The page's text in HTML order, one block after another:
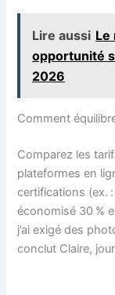
Lire aussi Le
opportunité
2026
Comment
Comparez les
plateformes en
certifications (ex. :
économisé 30 %
j’ai exigé des
conclut Claire,